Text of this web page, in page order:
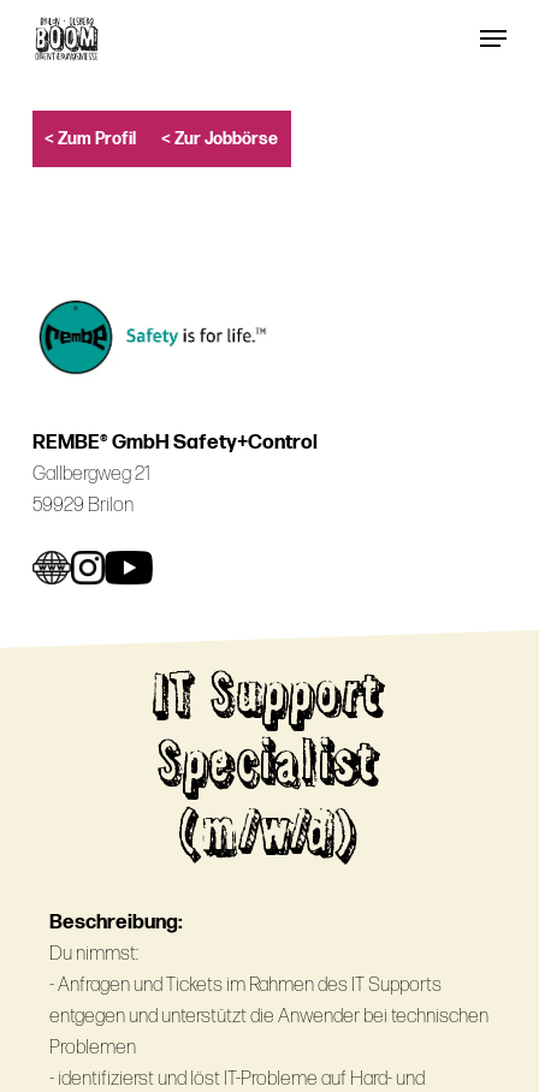
content
Menu
< Zum Profil < Zur Jobbörse
REMBE® GmbH Safety+Control
Gallbergweg 21
59929 Brilon
IT Support
Specialist
(m/w/d)
Beschreibung:
Du nimmst:
- Anfragen und Tickets im Rahmen des IT Supports
entgegen und unterstützt die Anwender bei technischen
Problemen
- identifizierst und löst IT-Probleme auf Hard- und